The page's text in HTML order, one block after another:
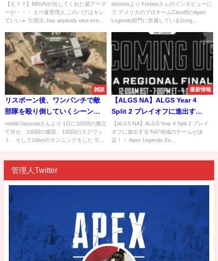
【え？？】MRVNが出してくれた紫アーマ
ーが・・・ エペ速管理人 このバグはキレ
ていいｗ 引用元: has anybody else eve...
dexertoより Forbesさんのインタビューに
て アメリカのプロチームCloud9のApex
Legends部門に所属しているGreg...
雑談
リスポーン後、ワンパンチで敵
部隊を殴り倒していくシーンが
面白いｗｗ
reddit/Jaypodaさんより 1日に100回の腕立
て伏せ、100回の腹筋、100回のスクワッ
ト、そして10kmのランニングをした 引...
最新情報
【ALGS NA】ALGS Year 4
Split 2 プレイオフに進出す
る"NA"地域のチームが決定！！
【ALGS NA】ALGS Year 4 Split 2 プレイ
オフに進出する"NA"地域のチームが決
定！！ Apex Legends Es...
管理人Twitter